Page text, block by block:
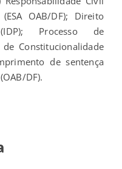
OAB/DF); Direito
Processo de
Constitucionalidade
de sentença
DF).